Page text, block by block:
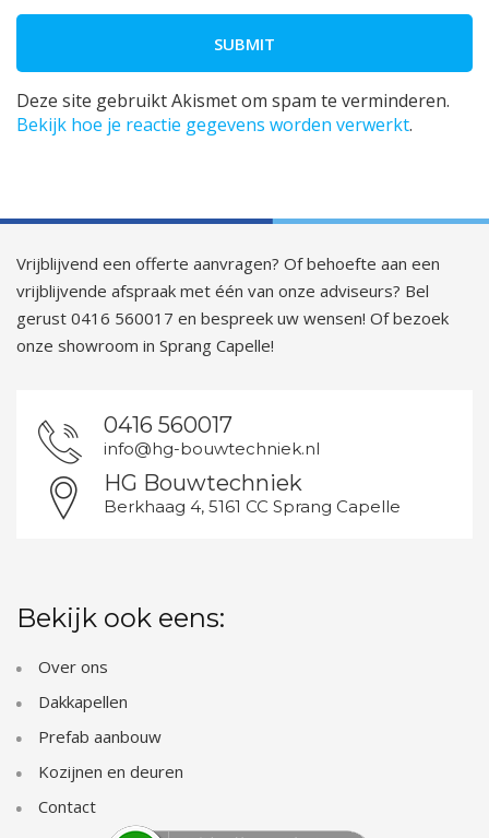
Deze site gebruikt Akismet om spam te verminderen.
Bekijk hoe je reactie gegevens worden verwerkt.
Vrijblijvend een offerte aanvragen? Of behoefte aan een
vrijblijvende afspraak met één van onze adviseurs? Bel
gerust 0416 560017 en bespreek uw wensen! Of bezoek
onze showroom in Sprang Capelle!
0416 560017
info@hg-bouwtechniek.nl
HG Bouwtechniek
Berkhaag 4, 5161 CC Sprang Capelle
Bekijk ook eens:
Over ons
Dakkapellen
Prefab aanbouw
Kozijnen en deuren
Contact